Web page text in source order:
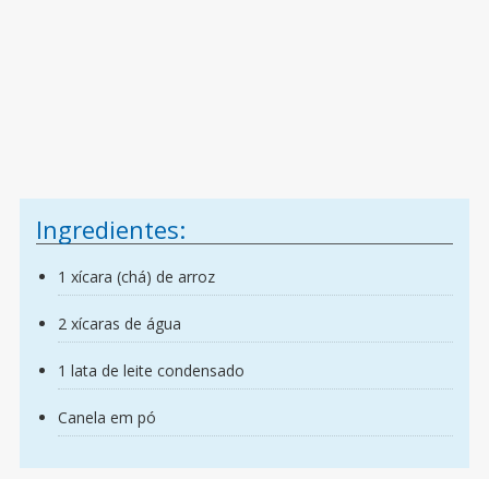
Ingredientes:
1 xícara (chá) de arroz
2 xícaras de água
1 lata de leite condensado
Canela em pó